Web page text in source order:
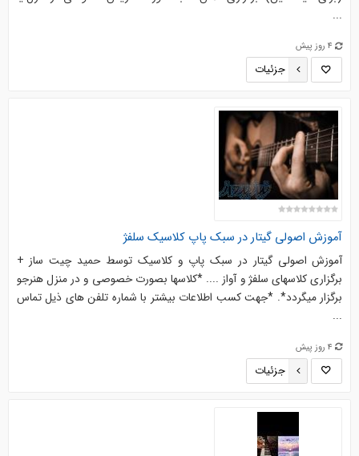
...
4 روز پیش
جزئیات
آموزش اصولی گیتار در سبک پاپ کلاسیک سلفژ
آموزش اصولی گیتار در سبک پاپ و کلاسیک توسط حمید چیت ساز +
برگزاری کلاسهای سلفژ و آواز .... *کلاسها بصورت خصوصی و در منزل هنرجو
برگزار میگردد*. *جهت کسب اطلاعات بیشتر با شماره تلفن های ذیل تماس
...
4 روز پیش
جزئیات